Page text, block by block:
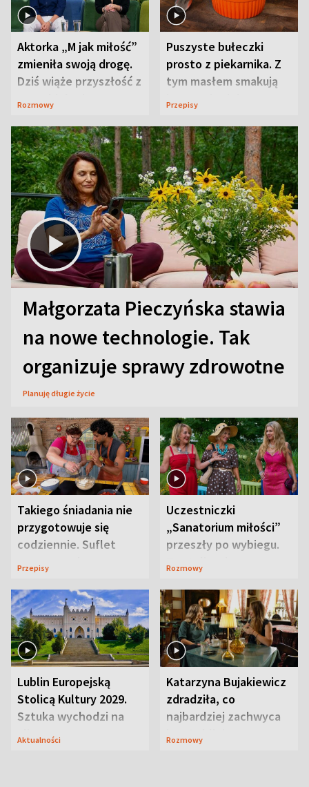
Aktorka „M jak miłość”
zmieniła swoją drogę.
Dziś wiąże przyszłość z
neurobiologią
Rozmowy
Puszyste bułeczki
prosto z piekarnika. Z
tym masłem smakują
jeszcze lepiej
Przepisy
Małgorzata Pieczyńska stawia
na nowe technologie. Tak
organizuje sprawy zdrowotne
Planuję długie życie
Takiego śniadania nie
przygotowuje się
codziennie. Suflet
serowy zachwyca
Przepisy
Uczestniczki
„Sanatorium miłości”
przeszły po wybiegu.
Te stylizacje
Rozmowy
Lublin Europejską
Stolicą Kultury 2029.
Sztuka wychodzi na
ulice
Aktualności
Katarzyna Bujakiewicz
zdradziła, co
najbardziej zachwyca
ją w Lublinie
Rozmowy